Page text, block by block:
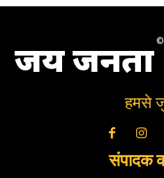
जय जनता ©
हमसे
संपादक